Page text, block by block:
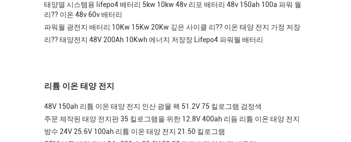
태양열 시스템용 lifepo4 배터리 5kw 10kw 48v 리포 배터리 48v 150ah 100a 파워 월
리?? 이온 48v 60v 배터리
파워월 광전지 배터리 10Kw 15Kw 20Kw 깊은 사이클 리?? 이온 태양 전지 가정 저장
리?? 태양전지 48V 200Ah 10Kwh 에너지 저장장 Lifepo4 파워월 배터리
리튬 이온 태양 전지
48V 150ah 리튬 이온 태양 전지 인산 광물 팩 51.2V 75 킬로그램 검정색
주문 제작된 태양 전지판 35 킬로그램을 위한 12.8V 400ah 리듐 리튬 이온 태양 전지
방수 24V 25.6V 100ah 리튬 이온 태양 전지 21.50 킬로그램